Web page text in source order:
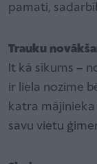
pamati,
Trauku
It kā sīkums –
ir liela nozīme
katra
savu vietu